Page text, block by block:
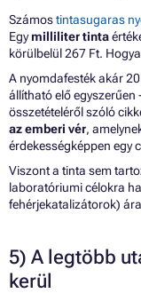
Számostintasugaras
Egymilliliter tinta
körülbelül 267 Ft.
A nyomdafesték akár
állítható elő
összetételéről szóló
az emberi vér,
érdekességképpen egy
Viszont a tinta sem
laboratóriumi célokra
fehérjekatalizátorok)
5) A legtöbb
kerül